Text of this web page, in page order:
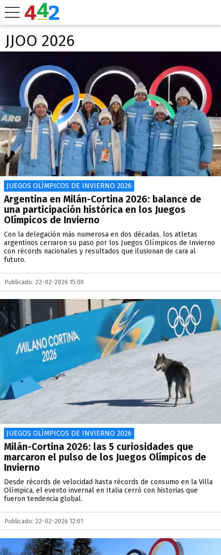
JJOO 2026
JUEGOS OLÍMPICOS DE INVIERNO 2026
Argentina en Milán-Cortina 2026: balance de
una participación histórica en los Juegos
Olímpicos de Invierno
Con la delegación más numerosa en dos décadas, los atletas
argentinos cerraron su paso por los Juegos Olímpicos de Invierno
con récords nacionales y resultados que ilusionan de cara al
futuro.
Publicado: 22-02-2026 15:00
JUEGOS OLÍMPICOS DE INVIERNO 2026
Milán-Cortina 2026: las 5 curiosidades que
marcaron el pulso de los Juegos Olímpicos de
Invierno
Desde récords de velocidad hasta récords de consumo en la Villa
Olímpica, el evento invernal en Italia cerró con historias que
fueron tendencia global.
Publicado: 22-02-2026 12:01